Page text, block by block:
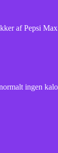
af Pepsi
ingen